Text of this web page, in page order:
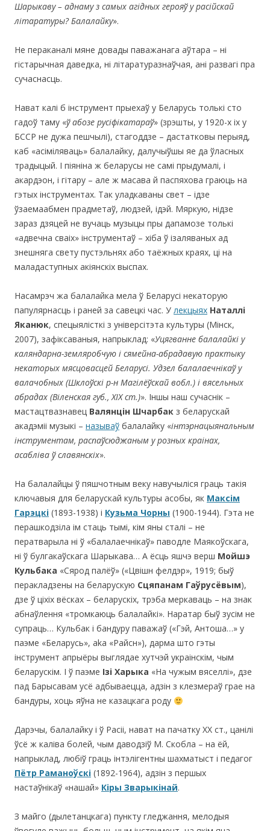
Шарыкаву – аднаму з самых агідных герояў у расійскай
літаратуры? Балалайку».
Не пераканалі мяне довады паважанага аўтара – ні
гістарычная даведка, ні літаратуразнаўчая, ані развагі пра
сучаснасць.
Нават калі б інструмент прыехаў у Беларусь толькі сто
гадоў таму «ў абозе русіфікатараў» (зрэшты, у 1920-х іх у
БССР не дужа пешчылі), стагоддзе – дастатковы перыяд,
каб «асіміляваць» балалайку, далучыўшы яе да ўласных
традыцый. І піяніна ж беларусы не самі прыдумалі, і
акардэон, і гітару – але ж масава й паспяхова граюць на
гэтых інструментах. Так уладкаваны свет – ідзе
ўзаемаабмен прадметаў, людзей, ідэй. Мяркую, нідзе
зараз дзяцей не вучаць музыцы пры дапамозе толькі
«адвечна сваіх» інструментаў – хіба ў ізаляваных ад
знешняга свету пустэльнях або таёжных краях, ці на
маладаступных акіянскіх выспах.
Насамрэч жа балалайка мела ў Беларусі некаторую
папулярнасць і раней за савецкі час. У лекцыях Наталлі
Яканюк, спецыялісткі з універсітэта культуры (Мінск,
2007), зафіксаваныя, напрыклад: «Уцягванне балалайкі у
каляндарна-земляробчую і сямейна-абрадавую практыку
некаторых мясцовасцей Беларусі. Удзел балалаечнікаў у
валачобных (Шклоўскі р-н Магілёўскай вобл.) і вясельных
абрадах (Віленская губ.,XIXст.)». Іншы наш сучаснік –
мастацтвазнавец Валянцін Шчарбак з беларускай
акадэміі музыкі – называў балалайку «інтэрнацыянальным
інструментам, распаўсюджаным у розных краінах,
асабліва ў славянскіх».
На балалайцы ў пяшчотным веку навучыліся граць такія
ключавыя для беларускай культуры асобы, як Максім
Гарэцкі (1893-1938) і Кузьма Чорны (1900-1944). Гэта не
перашкодзіла ім стаць тымі, кім яны сталі – не
ператварыла ні ў «балалаечнікаў» паводле Маякоўскага,
ні ў булгакаўскага Шарыкава… А ёсць яшчэ верш Мойшэ
Кульбака «Сярод палёў» («Цвішн фелдэр», 1919; быў
перакладзены на беларускую Сцяпанам Гаўрусёвым),
дзе ў ціхіх вёсках – беларускіх, трэба меркаваць – на знак
абнаўлення «тромкаюць балалайкі». Наратар быў зусім не
супраць… Кульбак і бандуру паважаў («Гэй, Антоша…» у
паэме «Беларусь», aka «Райсн»), дарма што гэты
інструмент апрыёры выглядае хутчэй украінскім, чым
беларускім. І ў паэме Ізі Харыка «На чужым вяселлі», дзе
пад Барысавам усё адбываецца, адзін з клезмераў грае на
бандуры, хоць яўна не казацкага роду
Дарэчы, балалайку і ў Расіі, нават на пачатку ХХ ст., цанілі
ўсё ж каліва болей, чым даводзіў М. Скобла – на ёй,
напрыклад, любіў граць інтэлігентны шахматыст і педагог
Пётр Раманоўскі (1892-1964), адзін з першых
настаўнікаў «нашай» Кіры Зварыкінай.
З майго (дылетанцкага) пункту гледжання, мелодыя